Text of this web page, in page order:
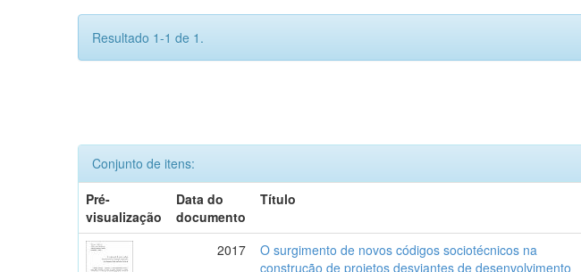
Resultado 1-1 de 1.
Conjunto de itens:
Pré-
visualização
Data do
documento
Título
2017
O surgimento de novos códigos sociotécnicos na
construção de projetos desviantes de desenvolvimento